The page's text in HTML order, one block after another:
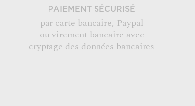
PAIEMENT SÉCURISÉ
par carte bancaire, Paypal
ou virement bancaire avec
cryptage des données bancaires